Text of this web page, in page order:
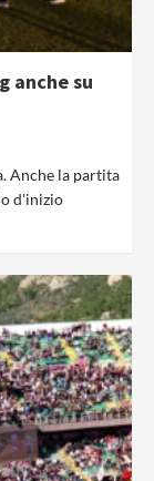
anche su
Anche la partita
d'inizio